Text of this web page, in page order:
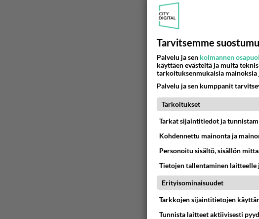
purrut
Äänestä
2026-05-15
Johan tuosta
Martinaankin.
turha on
Äänestä
Tarvitsemme
Palvelu ja sen kolmannen
käyttäen evästeitä ja muita
tarkoituksenmukaisia mainoksia
Palvelu ja sen kumppanit
Tarkoitukset
Tarkat sijaintitiedot ja
Kohdennettu mainonta ja
Personoitu sisältö, sisällön
Tietojen tallentaminen
Erityisominaisuudet
Tarkkojen sijaintitietojen
Tunnista laitteet aktiivisesti